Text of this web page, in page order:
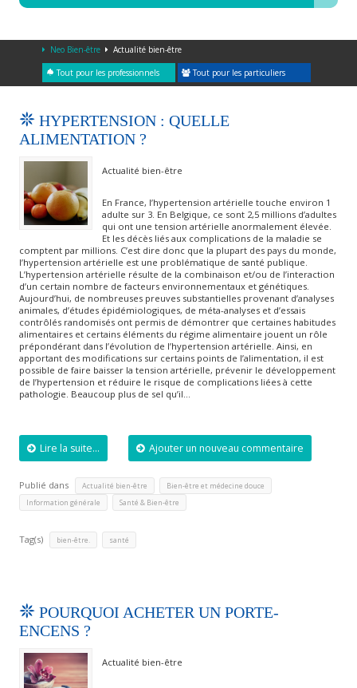
Neo Bien-être Actualité bien-être
Tout pour les professionnels Tout pour les particuliers
HYPERTENSION : QUELLE
ALIMENTATION ?
Actualité bien-être
En France, l’hypertension artérielle touche environ 1
adulte sur 3. En Belgique, ce sont 2,5 millions d’adultes
qui ont une tension artérielle anormalement élevée.
Et les décès liés aux complications de la maladie se
comptent par millions. C’est dire donc que la plupart des pays du monde,
l’hypertension artérielle est une problématique de santé publique.
L’hypertension artérielle résulte de la combinaison et/ou de l’interaction
d’un certain nombre de facteurs environnementaux et génétiques.
Aujourd’hui, de nombreuses preuves substantielles provenant d’analyses
animales, d’études épidémiologiques, de méta-analyses et d’essais
contrôlés randomisés ont permis de démontrer que certaines habitudes
alimentaires et certains éléments du régime alimentaire jouent un rôle
prépondérant dans l’évolution de l’hypertension artérielle. Ainsi, en
apportant des modifications sur certains points de l’alimentation, il est
possible de faire baisser la tension artérielle, prévenir le développement
de l’hypertension et réduire le risque de complications liées à cette
pathologie. Beaucoup plus de sel qu’il…
Lire la suite... Ajouter un nouveau commentaire
Publié dans Actualité bien-être Bien-être et médecine douce
Information générale Santé & Bien-être
Tag(s) bien-être. santé
POURQUOI ACHETER UN PORTE-
ENCENS ?
Actualité bien-être